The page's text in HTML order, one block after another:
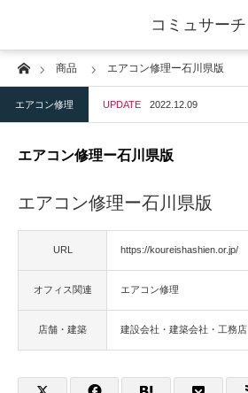
コミュサーチ
Home商品 エアコン修理ー石川県版
エアコン修理 UPDATE 2022.12.09
エアコン修理ー石川県版
エアコン修理ー石川県版
URL https://koureishashien.or.jp/
オフィス関連 エアコン修理
店舗・建築 建設会社・建築会社・工務店
ホーム
士業
店舗・建築
物流・運送